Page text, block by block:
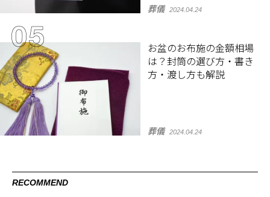
葬儀 2024.04.24
お盆のお布施の金額相場
は？封筒の選び方・書き
方・渡し方も解説
葬儀 2024.04.24
RECOMMEND